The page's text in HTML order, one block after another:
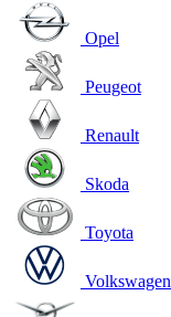
Opel
Peugeot
Renault
Skoda
Toyota
Volkswagen